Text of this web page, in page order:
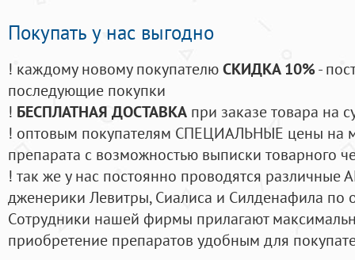
Покупать у нас выгодно
! каждому новому покупателюСКИДКА 10%-
последующие покупки
! БЕСПЛАТНАЯ ДОСТАВКА при заказе товара на
! оптовым покупателям СПЕЦИАЛЬНЫЕ цены на
препарата с возможностью выписки товарного
! так же у нас постоянно проводятся
дженерики Левитры, Сиалиса и Силденафила по
Cотрудники нашей фирмы прилагают
приобретение препаратов удобным для